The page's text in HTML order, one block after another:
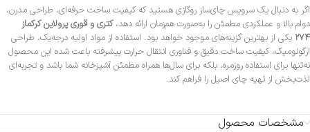
اگر به دنبال یک سرویس چای‌ساز روگازی هستید که کیفیت ساخت حرفه‌ای، طراحی مدرن،
دوام بالا و عملکردی مطمئن را به‌صورت هم‌زمان ارائه دهد،کتری و قوری پرولاین کرکماز
۲۷۴ یکی از بهترین گزینه‌های موجود خواهد بود. استفاده از مواد اولیه درجه‌یک، طراحی
ارگونومیک، کیفیت ساخت دقیق و فناوری انتقال حرارت پیشرفته باعث شده این محصول
نه‌تنها برای استفاده روزمره، بلکه برای سال‌ها همراه مطمئن آشپزخانه شما باشد و تجربه‌ای
لذت‌بخش از تهیه چای اصیل را فراهم کند.
مشخصات محصول